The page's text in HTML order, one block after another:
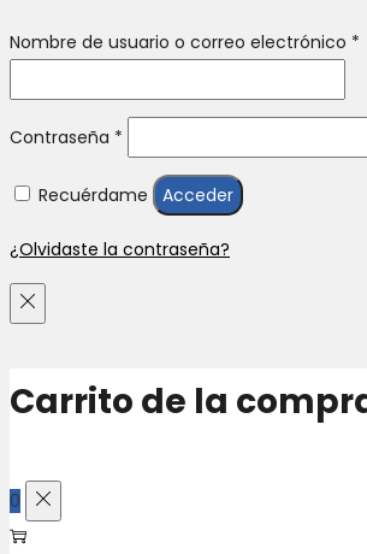
Nombre de usuario o correo electrónico *
Contraseña *
Recuérdame Acceder
¿Olvidaste la contraseña?
Carrito de la
0